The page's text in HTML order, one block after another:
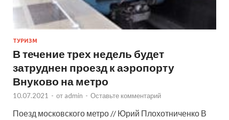
ТУРИЗМ
В течение трех недель будет
затруднен проезд к аэропорту
Внуково на метро
10.07.2021 - от admin - Оставьте комментарий
Поезд московского метро // Юрий Плохотниченко В